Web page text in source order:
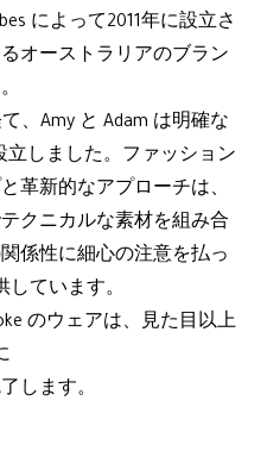
によって2011年に設立さ
オーストラリアのブラン
、Amy と Adam は明確な
立しました。ファッション
革新的なアプローチは、
クニカルな素材を組み合
係性に細心の注意を払っ
しています。
のウェアは、見た目以上
します。